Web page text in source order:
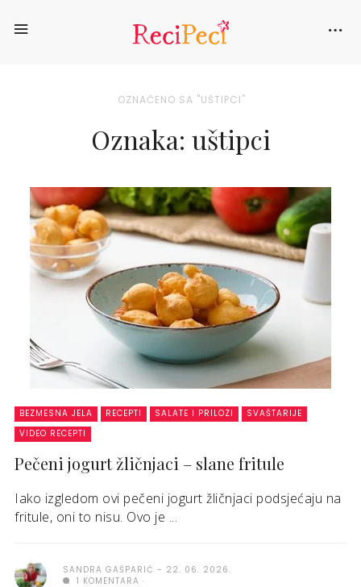
OZNAČENO SA "UŠTIPCI"
Oznaka: uštipci
BEZMESNA JELA RECEPTI SALATE I PRILOZI
SVAŠTARIJE
VIDEO RECEPTI
Pečeni jogurt žličnjaci – slane fritule
Iako izgledom ovi pečeni jogurt žličnjaci podsjećaju na
fritule, oni to nisu. Ovo je ...
SANDRA GAŠPARIĆ
22. 06. 2026.
1 KOMENTARA